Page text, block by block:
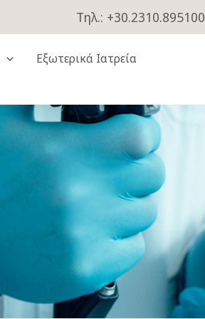
Τηλ.: +30.2310.895100
Εξωτερικά Ιατρεία